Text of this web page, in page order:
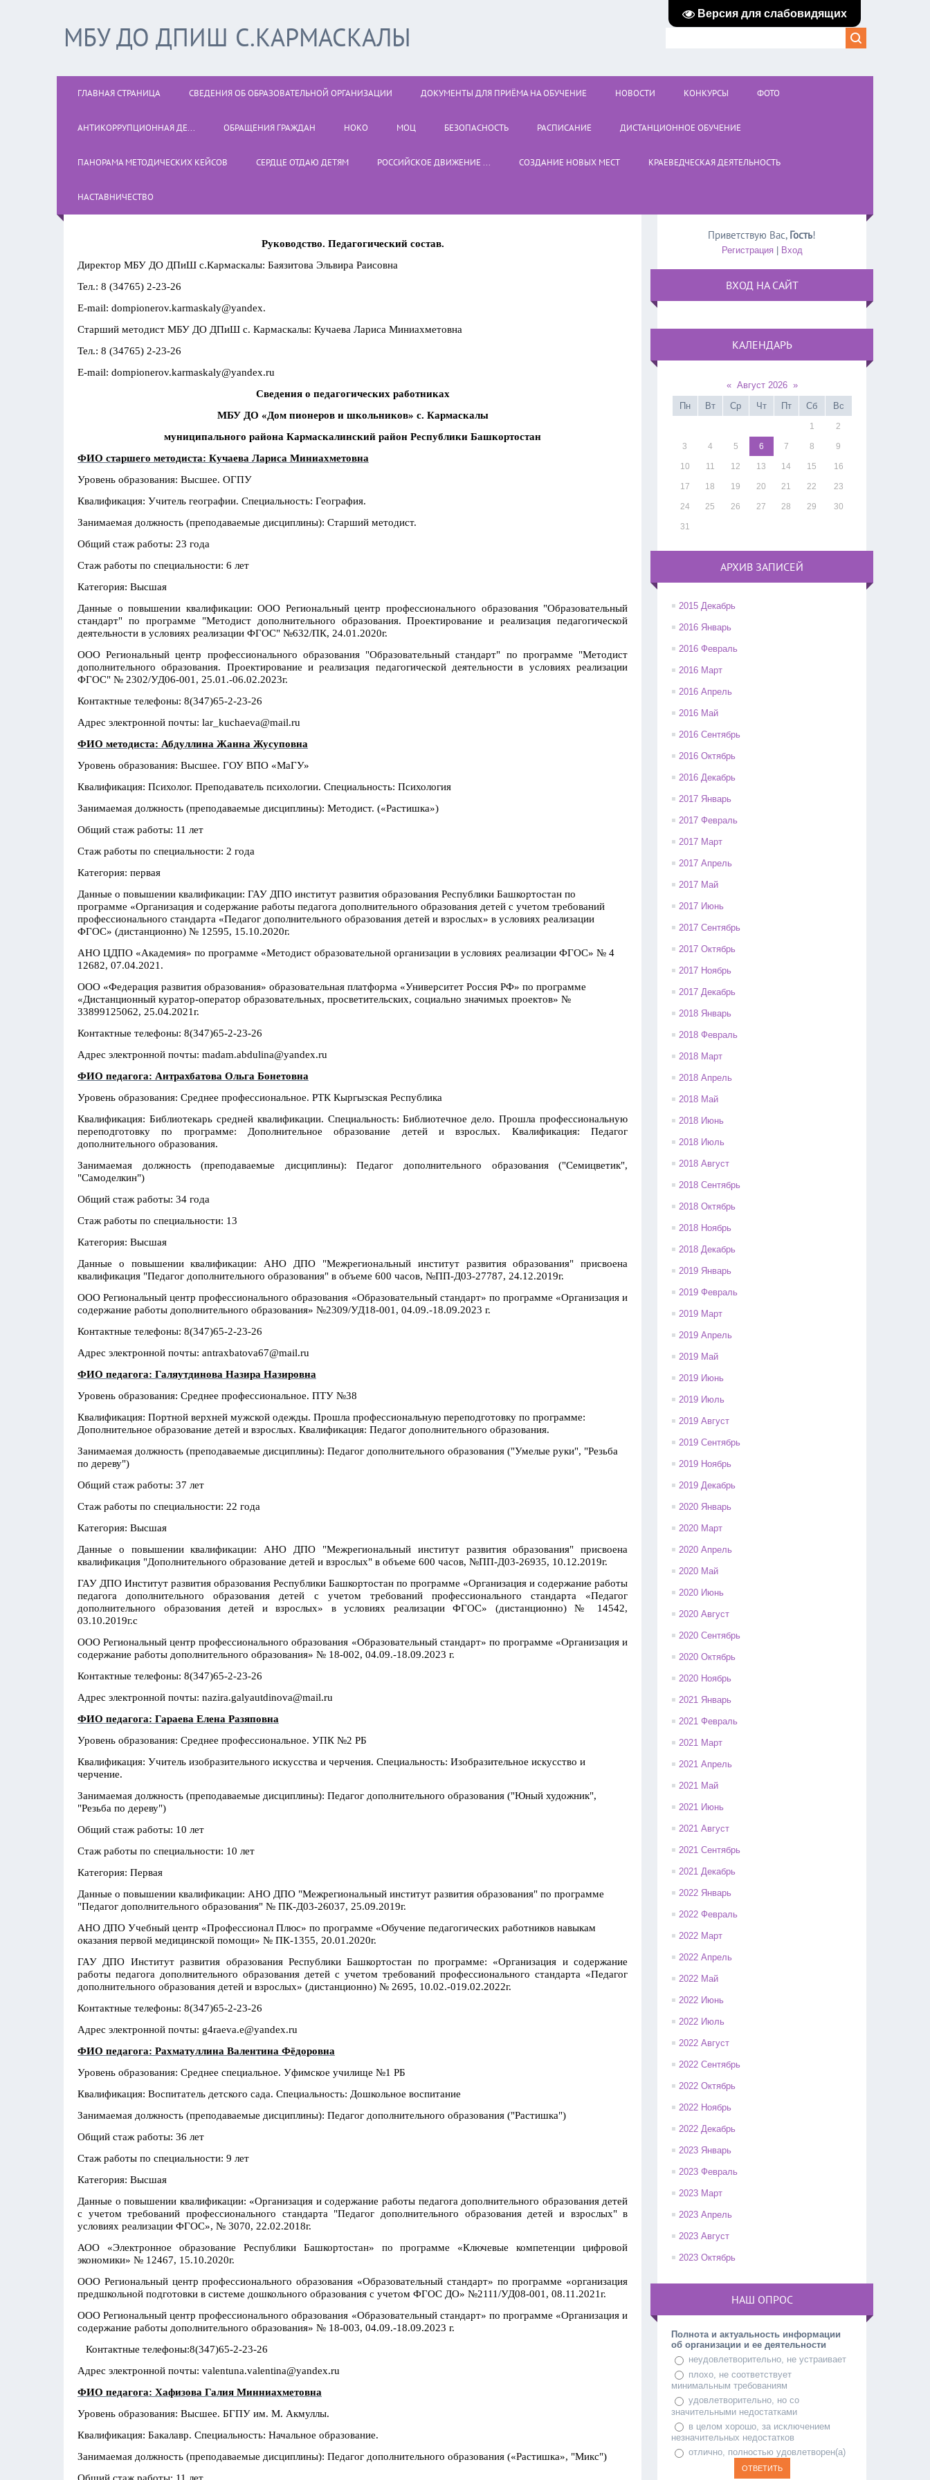
Версия для слабовидящих
МБУ ДО ДПИШ С.КАРМАСКАЛЫ
ГЛАВНАЯ СТРАНИЦА СВЕДЕНИЯ ОБ ОБРАЗОВАТЕЛЬНОЙ ОРГАНИЗАЦИИ ДОКУМЕНТЫ ДЛЯ ПРИЁМА НА ОБУЧЕНИЕ НОВОСТИ КОНКУРСЫ ФОТО
АНТИКОРРУПЦИОННАЯ ДЕ... ОБРАЩЕНИЯ ГРАЖДАН НОКО МОЦ БЕЗОПАСНОСТЬ РАСПИСАНИЕ ДИСТАНЦИОННОЕ ОБУЧЕНИЕ
ПАНОРАМА МЕТОДИЧЕСКИХ КЕЙСОВ СЕРДЦЕ ОТДАЮ ДЕТЯМ РОССИЙСКОЕ ДВИЖЕНИЕ ... СОЗДАНИЕ НОВЫХ МЕСТ КРАЕВЕДЧЕСКАЯ ДЕЯТЕЛЬНОСТЬ
НАСТАВНИЧЕСТВО
Руководство. Педагогический состав.
Директор МБУ ДО ДПиШ с.Кармаскалы: Баязитова Эльвира Раисовна
Тел.: 8 (34765) 2-23-26
E-mail: dompionerov.karmaskaly@yandex.
Старший методист МБУ ДО ДПиШ с. Кармаскалы: Кучаева Лариса Миниахметовна
Тел.: 8 (34765) 2-23-26
E-mail: dompionerov.karmaskaly@yandex.ru
Сведения о педагогических работниках
МБУ ДО «Дом пионеров и школьников» с. Кармаскалы
муниципального района Кармаскалинский район Республики Башкортостан
ФИО старшего методиста: Кучаева Лариса Миниахметовна
Уровень образования: Высшее. ОГПУ
Квалификация: Учитель географии. Специальность: География.
Занимаемая должность (преподаваемые дисциплины): Старший методист.
Общий стаж работы: 23 года
Стаж работы по специальности: 6 лет
Категория: Высшая
Данные о повышении квалификации: ООО Региональный центр профессионального образования "Образовательный
стандарт" по программе "Методист дополнительного образования. Проектирование и реализация педагогической
деятельности в условиях реализации ФГОС" №632/ПК, 24.01.2020г.
ООО Региональный центр профессионального образования "Образовательный стандарт" по программе "Методист
дополнительного образования. Проектирование и реализация педагогической деятельности в условиях реализации
ФГОС" № 2302/УД06-001, 25.01.-06.02.2023г.
Контактные телефоны: 8(347)65-2-23-26
Адрес электронной почты: lar_kuchaeva@mail.ru
ФИО методиста: Абдуллина Жанна Жусуповна
Уровень образования: Высшее. ГОУ ВПО «МаГУ»
Квалификация: Психолог. Преподаватель психологии. Специальность: Психология
Занимаемая должность (преподаваемые дисциплины): Методист. («Растишка»)
Общий стаж работы: 11 лет
Стаж работы по специальности: 2 года
Категория: первая
Данные о повышении квалификации: ГАУ ДПО институт развития образования Республики Башкортостан по
программе «Организация и содержание работы педагога дополнительного образования детей с учетом требований
профессионального стандарта «Педагог дополнительного образования детей и взрослых» в условиях реализации
ФГОС» (дистанционно) № 12595, 15.10.2020г.
АНО ЦДПО «Академия» по программе «Методист образовательной организации в условиях реализации ФГОС» № 4
12682, 07.04.2021.
ООО «Федерация развития образования» образовательная платформа «Университет Россия РФ» по программе
«Дистанционный куратор-оператор образовательных, просветительских, социально значимых проектов» №
33899125062, 25.04.2021г.
Контактные телефоны: 8(347)65-2-23-26
Адрес электронной почты: madam.abdulina@yandex.ru
ФИО педагога: Антрахбатова Ольга Бонетовна
Уровень образования: Среднее профессиональное. РТК Кыргызская Республика
Квалификация: Библиотекарь средней квалификации. Специальность: Библиотечное дело. Прошла профессиональную
переподготовку по программе: Дополнительное образование детей и взрослых. Квалификация: Педагог
дополнительного образования.
Занимаемая должность (преподаваемые дисциплины): Педагог дополнительного образования ("Семицветик",
"Самоделкин")
Общий стаж работы: 34 года
Стаж работы по специальности: 13
Категория: Высшая
Данные о повышении квалификации: АНО ДПО "Межрегиональный институт развития образования" присвоена
квалификация "Педагог дополнительного образования" в объеме 600 часов, №ПП-Д03-27787, 24.12.2019г.
ООО Региональный центр профессионального образования «Образовательный стандарт» по программе «Организация и
содержание работы дополнительного образования» №2309/УД18-001, 04.09.-18.09.2023 г.
Контактные телефоны: 8(347)65-2-23-26
Адрес электронной почты: antraxbatova67@mail.ru
ФИО педагога: Галяутдинова Назира Назировна
Уровень образования: Среднее профессиональное. ПТУ №38
Квалификация: Портной верхней мужской одежды. Прошла профессиональную переподготовку по программе:
Дополнительное образование детей и взрослых. Квалификация: Педагог дополнительного образования.
Занимаемая должность (преподаваемые дисциплины): Педагог дополнительного образования ("Умелые руки", "Резьба
по дереву")
Общий стаж работы: 37 лет
Стаж работы по специальности: 22 года
Категория: Высшая
Данные о повышении квалификации: АНО ДПО "Межрегиональный институт развития образования" присвоена
квалификация "Дополнительного образование детей и взрослых" в объеме 600 часов, №ПП-Д03-26935, 10.12.2019г.
ГАУ ДПО Институт развития образования Республики Башкортостан по программе «Организация и содержание работы
педагога дополнительного образования детей с учетом требований профессионального стандарта «Педагог
дополнительного образования детей и взрослых» в условиях реализации ФГОС» (дистанционно) № 14542,
03.10.2019г.с
ООО Региональный центр профессионального образования «Образовательный стандарт» по программе «Организация и
содержание работы дополнительного образования» № 18-002, 04.09.-18.09.2023 г.
Контактные телефоны: 8(347)65-2-23-26
Адрес электронной почты: nazira.galyautdinova@mail.ru
ФИО педагога: Гараева Елена Разяповна
Уровень образования: Среднее профессиональное. УПК №2 РБ
Квалификация: Учитель изобразительного искусства и черчения. Специальность: Изобразительное искусство и
черчение.
Занимаемая должность (преподаваемые дисциплины): Педагог дополнительного образования ("Юный художник",
"Резьба по дереву")
Общий стаж работы: 10 лет
Стаж работы по специальности: 10 лет
Категория: Первая
Данные о повышении квалификации: АНО ДПО "Межрегиональный институт развития образования" по программе
"Педагог дополнительного образования" № ПК-Д03-26037, 25.09.2019г.
АНО ДПО Учебный центр «Профессионал Плюс» по программе «Обучение педагогических работников навыкам
оказания первой медицинской помощи» № ПК-1355, 20.01.2020г.
ГАУ ДПО Институт развития образования Республики Башкортостан по программе: «Организация и содержание
работы педагога дополнительного образования детей с учетом требований профессионального стандарта «Педагог
дополнительного образования детей и взрослых» (дистанционно) № 2695, 10.02.-019.02.2022г.
Контактные телефоны: 8(347)65-2-23-26
Адрес электронной почты: g4raeva.e@yandex.ru
ФИО педагога: Рахматуллина Валентина Фёдоровна
Уровень образования: Среднее специальное. Уфимское училище №1 РБ
Квалификация: Воспитатель детского сада. Специальность: Дошкольное воспитание
Занимаемая должность (преподаваемые дисциплины): Педагог дополнительного образования ("Растишка")
Общий стаж работы: 36 лет
Стаж работы по специальности: 9 лет
Категория: Высшая
Данные о повышении квалификации: «Организация и содержание работы педагога дополнительного образования детей
с учетом требований профессионального стандарта "Педагог дополнительного образования детей и взрослых" в
условиях реализации ФГОС», № 3070, 22.02.2018г.
АОО «Электронное образование Республики Башкортостан» по программе «Ключевые компетенции цифровой
экономики» № 12467, 15.10.2020г.
ООО Региональный центр профессионального образования «Образовательный стандарт» по программе «организация
предшкольной подготовки в системе дошкольного образования с учетом ФГОС ДО» №2111/УД08-001, 08.11.2021г.
ООО Региональный центр профессионального образования «Образовательный стандарт» по программе «Организация и
содержание работы дополнительного образования» № 18-003, 04.09.-18.09.2023 г.
Контактные телефоны:8(347)65-2-23-26
Адрес электронной почты: valentuna.valentina@yandex.ru
ФИО педагога: Хафизова Галия Минниахметовна
Уровень образования: Высшее. БГПУ им. М. Акмуллы.
Квалификация: Бакалавр. Специальность: Начальное образование.
Занимаемая должность (преподаваемые дисциплины): Педагог дополнительного образования («Растишка», "Микс")
Приветствую Вас, Гость!
Регистрация| Вход
ВХОД НА САЙТ
КАЛЕНДАРЬ
« Август 2026 »
Пн
Вт Ср Чт Пт Сб Вс
1 2
3 4 5 6 7 8 9
10 11 12 13 14 15 16
17 18 19 20 21 22 23
24 25 26 27 28 29 30
31
АРХИВ ЗАПИСЕЙ
2015 Декабрь
2016 Январь
2016 Февраль
2016 Март
2016 Апрель
2016 Май
2016 Сентябрь
2016 Октябрь
2016 Декабрь
2017 Январь
2017 Февраль
2017 Март
2017 Апрель
2017 Май
2017 Июнь
2017 Сентябрь
2017 Октябрь
2017 Ноябрь
2017 Декабрь
2018 Январь
2018 Февраль
2018 Март
2018 Апрель
2018 Май
2018 Июнь
2018 Июль
2018 Август
2018 Сентябрь
2018 Октябрь
2018 Ноябрь
2018 Декабрь
2019 Январь
2019 Февраль
2019 Март
2019 Апрель
2019 Май
2019 Июнь
2019 Июль
2019 Август
2019 Сентябрь
2019 Ноябрь
2019 Декабрь
2020 Январь
2020 Март
2020 Апрель
2020 Май
2020 Июнь
2020 Август
2020 Сентябрь
2020 Октябрь
2020 Ноябрь
2021 Январь
2021 Февраль
2021 Март
2021 Апрель
2021 Май
2021 Июнь
2021 Август
2021 Сентябрь
2021 Декабрь
2022 Январь
2022 Февраль
2022 Март
2022 Апрель
2022 Май
2022 Июнь
2022 Июль
2022 Август
2022 Сентябрь
2022 Октябрь
2022 Ноябрь
2022 Декабрь
2023 Январь
2023 Февраль
2023 Март
2023 Апрель
2023 Август
2023 Октябрь
НАШ ОПРОС
Полнота и актуальность информации
об организации и ее деятельности
неудовлетворительно, не устраивает
плохо, не соответствует
минимальным требованиям
удовлетворительно, но со
значительными недостатками
в целом хорошо, за исключением
незначительных недостатков
отлично, полностью удовлетворен(а)